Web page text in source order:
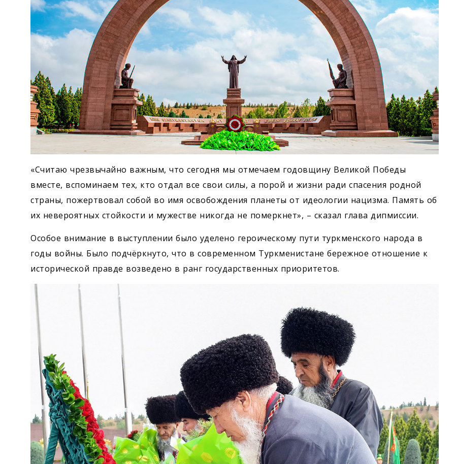
«Считаю чрезвычайно важным, что сегодня мы отмечаем годовщину Великой Победы
вместе, вспоминаем тех, кто отдал все свои силы, а порой и жизни ради спасения родной
страны, пожертвовал собой во имя освобождения планеты от идеологии нацизма. Память об
их невероятных стойкости и мужестве никогда не померкнет», – сказал глава дипмиссии.
Особое внимание в выступлении было уделено героическому пути туркменского народа в
годы войны. Было подчёркнуто, что в современном Туркменистане бережное отношение к
исторической правде возведено в ранг государственных приоритетов.